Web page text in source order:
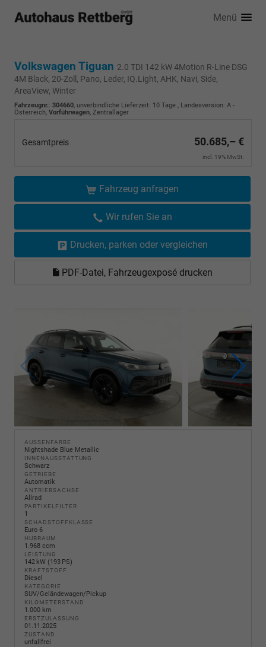
Menü
Volkswagen Tiguan 2.0 TDI 142 kW 4Motion R-Line DSG
4M Black, 20-Zoll, Pano, Leder, IQ.Light, AHK, Navi, Side,
AreaView, Winter
Fahrzeugnr.: 304660, unverbindliche Lieferzeit: 10 Tage , Landesversion: A -
Österreich, Vorführwagen, Zentrallager
Gesamtpreis 50.685,– €
incl. 19% MwSt.
Fahrzeug anfragen
Wir rufen Sie an
Drucken, parken oder vergleichen
PDF-Datei, Fahrzeugexposé drucken
AUSSENFARBE
Nightshade Blue Metallic
INNENAUSSTATTUNG
Schwarz
GETRIEBE
Automatik
ANTRIEBSACHSE
Allrad
PARTIKELFILTER
1
SCHADSTOFFKLASSE
Euro 6
HUBRAUM
1.968 ccm
LEISTUNG
142 kW (193 PS)
KRAFTSTOFF
Diesel
KATEGORIE
SUV/Geländewagen/Pickup
KILOMETERSTAND
1.000 km
ERSTZULASSUNG
01.11.2025
ZUSTAND
unfallfrei